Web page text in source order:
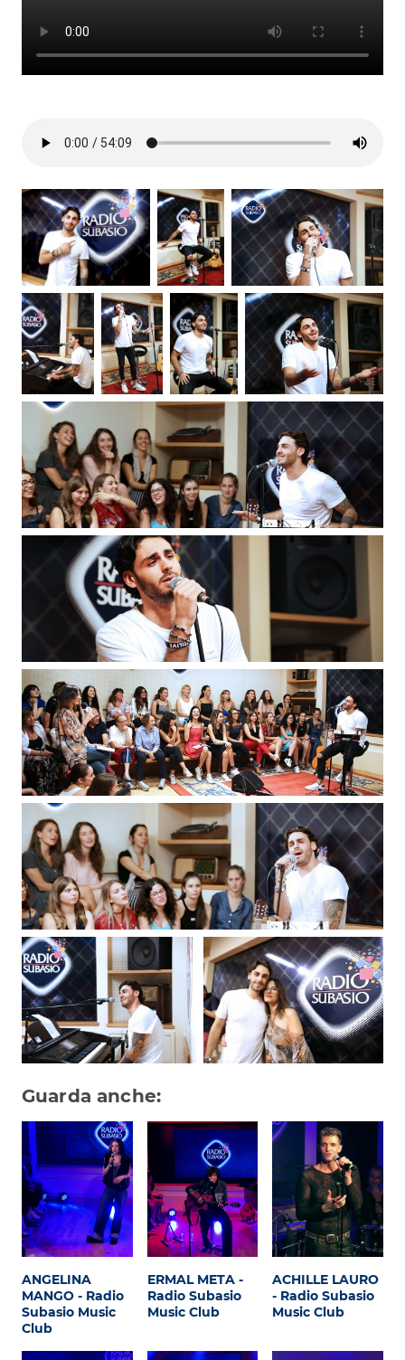
Radio Subasio +
Radio Subasio Disco Club
Subasio Collection
Subasio Per Un’Ora D’Amore
Video
Foto
Speciali
Oroscopo
Radio Subasio Music Club
Sanremo 2026
News
Musica
Cultura
Attualità
Costume
Extra
Eventi
Guarda anche:
ANGELINA
MANGO - Radio
Subasio Music
Club
ERMAL META -
Radio Subasio
Music Club
ACHILLE LAURO
- Radio Subasio
Music Club